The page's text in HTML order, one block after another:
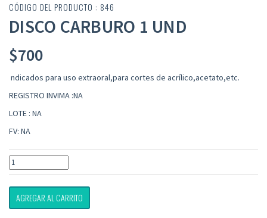
CÓDIGO DEL PRODUCTO : 846
DISCO CARBURO 1 UND
$700
ndicados para uso extraoral,para cortes de acrílico,acetato,etc.
REGISTRO INVIMA :NA
LOTE : NA
FV: NA
AGREGAR AL CARRITO